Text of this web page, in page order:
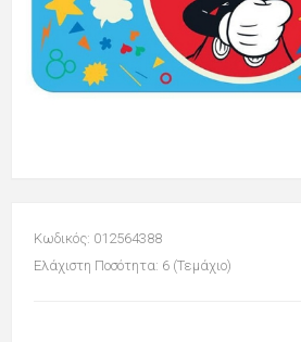
Κωδικός: 012564388
Ελάχιστη Ποσότητα: 6 (Τεμάχιο)